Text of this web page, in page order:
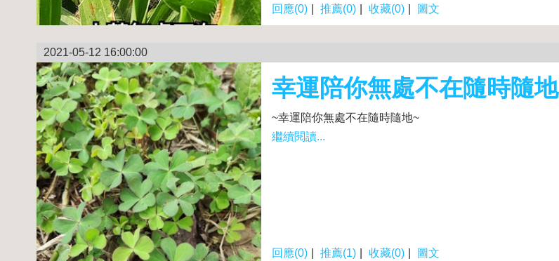
回應(0) 推薦(0) 收藏(0) 圖文
2021-05-12 16:00:00
幸運陪你無處不在隨時隨地
~幸運陪你無處不在隨時隨地~
繼續閱讀...
回應(0) 推薦(1) 收藏(0) 圖文